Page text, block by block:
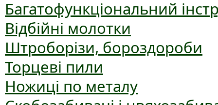
Багатофункціональний
Відбійні молотки
Штроборізи, бороздороби
Торцеві пили
Ножиці по металу